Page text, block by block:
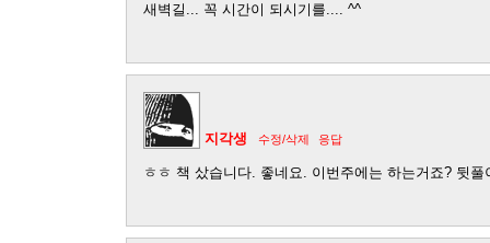
새벽길... 꼭 시간이 되시기를.... ^^
지각생 수정/삭제 응답
ㅎㅎ 책 샀습니다. 좋네요. 이번주에는 하는거죠? 뒷풀